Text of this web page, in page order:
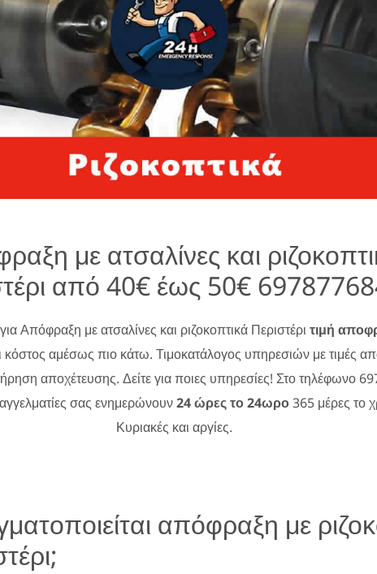
με ατσαλίνες και
από 40€ έως 50€
Απόφραξη με ατσαλίνες και ριζοκοπτικά Περιστέρι τιμή
κόστος αμέσως πιο κάτω. Τιμοκατάλογος υπηρεσιών με τιμές
αποχέτευσης. Δείτε για ποιες υπηρεσίες! Στο τηλέφωνο
σας ενημερώνουν24 ώρες το 24ωρο365 μέρες το
Κυριακές και αργίες.
απόφραξη με